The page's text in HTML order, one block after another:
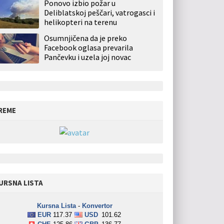
Ponovo izbio požar u
Deliblatskoj peščari, vatrogasci i
helikopteri na terenu
Osumnjičena da je preko
Facebook oglasa prevarila
Pančevku i uzela joj novac
LISTA